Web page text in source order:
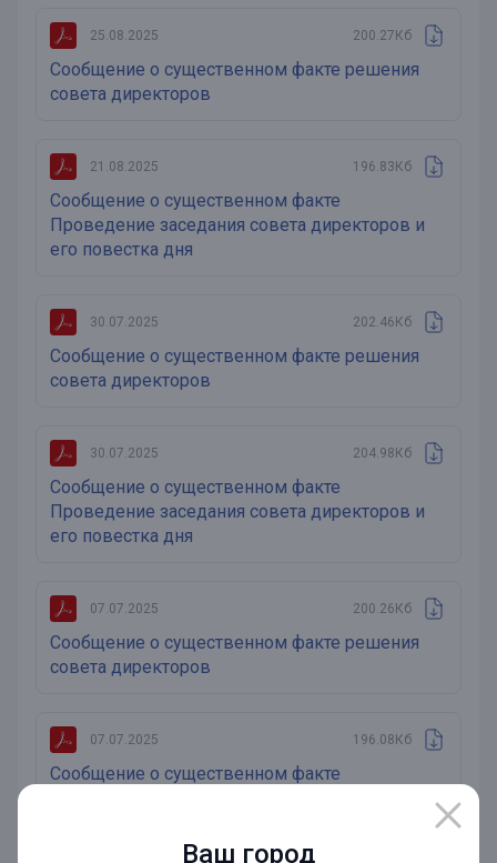
Ваш город
25.08.2025 200.27Кб
Сообщение о существенном факте решения
совета директоров
21.08.2025 196.83Кб
Сообщение о существенном факте
Проведение заседания совета директоров и
его повестка дня
30.07.2025 202.46Кб
Сообщение о существенном факте решения
совета директоров
30.07.2025 204.98Кб
Сообщение о существенном факте
Проведение заседания совета директоров и
его повестка дня
07.07.2025 200.26Кб
Сообщение о существенном факте решения
совета директоров
07.07.2025 196.08Кб
Сообщение о существенном факте